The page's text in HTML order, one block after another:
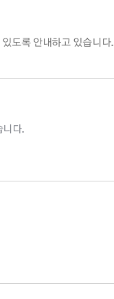
도록 안내하고 있습니다.
니다.